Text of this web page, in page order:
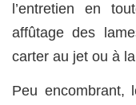
l’entretien en
affûtage des
carter au jet ou à
Peu encombrant,